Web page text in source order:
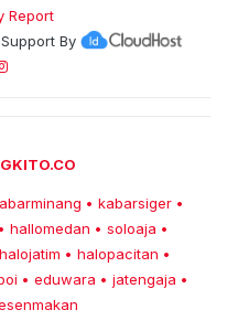
Report
By
• kabarsiger •
• hallomedan • soloaja •
halojatim • halopacitan •
• eduwara • jatengaja •